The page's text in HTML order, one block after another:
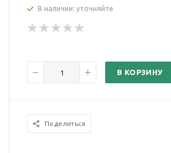
В наличии: уточняйте
В КОРЗИНУ
Поделиться